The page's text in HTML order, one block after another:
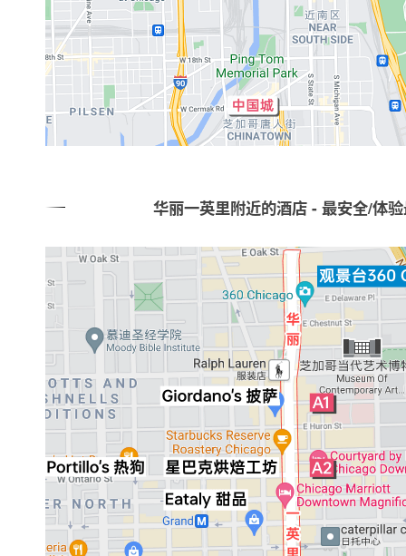
华丽一英里附近的酒店 - 最安全/体